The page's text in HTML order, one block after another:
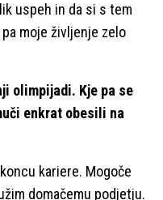
uspeh in da si s tem
moje življenje zelo
olimpijadi. Kje pa se
enkrat obesili na
kariere. Mogoče
domačemu podjetju.